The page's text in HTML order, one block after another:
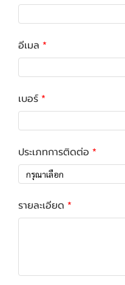
อีเมล
เบอร์
ประเภทการติดต่อ
กรุณาเลือก
รายละเอียด